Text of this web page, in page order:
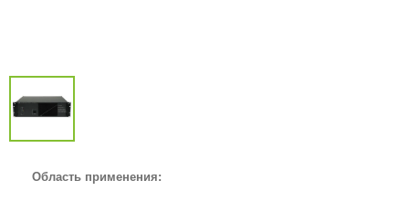
Область применения: